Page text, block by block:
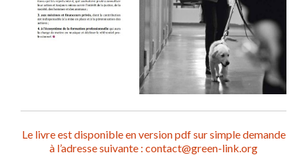
Le livre est disponible en version pdf sur simple demande
à l’adresse suivante : contact@green-link.org